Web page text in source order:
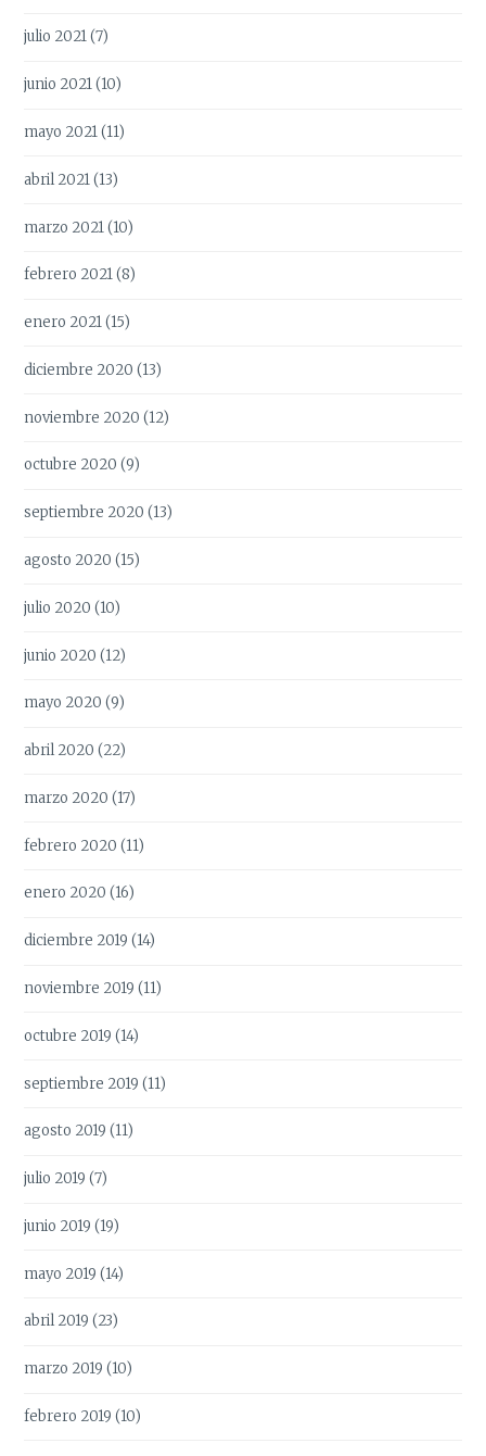
julio 2021(7)
junio 2021(10)
mayo 2021(11)
abril 2021(13)
marzo 2021(10)
febrero 2021(8)
enero 2021(15)
diciembre 2020 (13)
noviembre 2020 (12)
octubre 2020 (9)
septiembre 2020 (13)
agosto 2020 (15)
julio 2020 (10)
junio 2020 (12)
mayo 2020 (9)
abril 2020 (22)
marzo 2020 (17)
febrero 2020 (11)
enero 2020 (16)
diciembre 2019 (14)
noviembre 2019 (11)
octubre 2019 (14)
septiembre 2019 (11)
agosto 2019 (11)
julio 2019 (7)
junio 2019 (19)
mayo 2019 (14)
abril 2019 (23)
marzo 2019 (10)
febrero 2019 (10)